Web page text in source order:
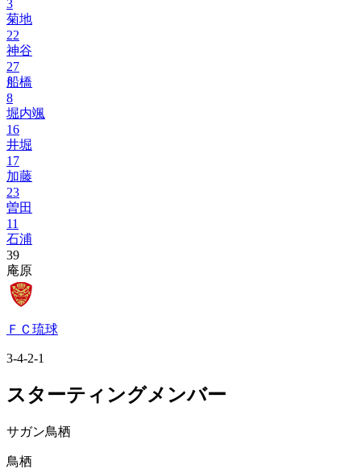
3
菊地
22
神谷
27
船橋
8
堀内颯
16
井堀
17
加藤
23
曽田
11
石浦
39
庵原
ＦＣ琉球
3-4-2-1
スターティングメンバー
サガン鳥栖
鳥栖